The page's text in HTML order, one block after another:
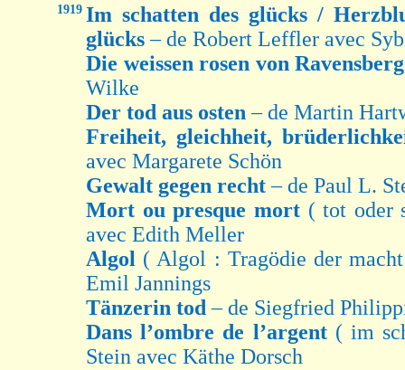
1919 Im schatten des glücks /
glücks– de Robert Leffler avec
Die weissen rosen von
Wilke
Der tod aus osten– de Martin
Freiheit, gleichheit,
avec Margarete Schön
Gewalt gegen recht– de Paul L.
Mort ou presque mort ( tot oder
avec Edith Meller
Algol ( Algol : Tragödie der
Emil Jannings
Tänzerin tod– de Siegfried
Dans l’ombre de l’argent ( im
Stein avec Käthe Dorsch